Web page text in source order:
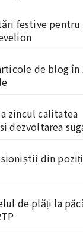
festive pentru
de blog în
zincul calitatea
dezvoltarea
din
de plăți la